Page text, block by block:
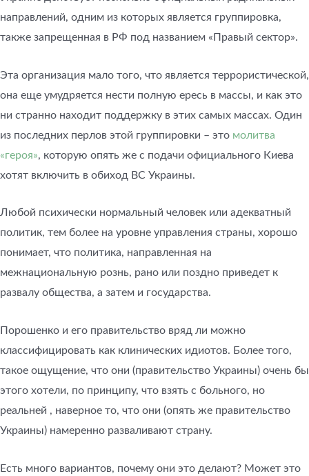
направлений, одним из которых является группировка,
также запрещенная в РФ под названием «Правый сектор».
Эта организация мало того, что является террористической,
она еще умудряется нести полную ересь в массы, и как это
ни странно находит поддержку в этих самых массах. Один
из последних перлов этой группировки – это молитва
«героя», которую опять же с подачи официального Киева
хотят включить в обиход ВС Украины.
Любой психически нормальный человек или адекватный
политик, тем более на уровне управления страны, хорошо
понимает, что политика, направленная на
межнациональную рознь, рано или поздно приведет к
развалу общества, а затем и государства.
Порошенко и его правительство вряд ли можно
классифицировать как клинических идиотов. Более того,
такое ощущение, что они (правительство Украины) очень бы
этого хотели, по принципу, что взять с больного, но
реальней , наверное то, что они (опять же правительство
Украины) намеренно разваливают страну.
Есть много вариантов, почему они это делают? Может это